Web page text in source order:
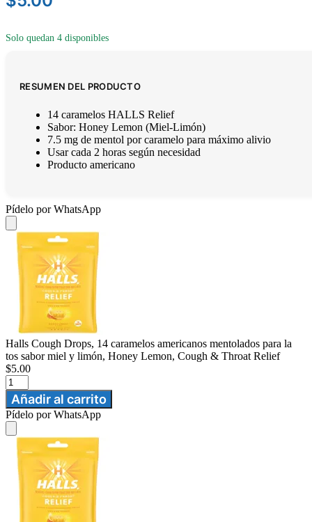
Solo quedan 4 disponibles
RESUMEN DEL PRODUCTO
14 caramelos HALLS Relief
Sabor: Honey Lemon (Miel-Limón)
7.5 mg de mentol por caramelo para máximo alivio
Usar cada 2 horas según necesidad
Producto americano
Pídelo por WhatsApp
Añadir
carrito
Halls Cough Drops, 14 caramelos americanos mentolados para la
tos sabor miel y limón, Honey Lemon, Cough & Throat Relief
$5.00
Halls
Cough
Drops,
14
americanos
mentolados
para
Añadir al carrito
Pídelo por WhatsApp
Añadir
carrito